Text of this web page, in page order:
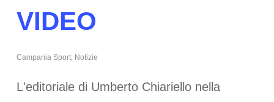
VIDEO
Campania Sport, Notizie
L'editoriale di Umberto Chiariello nella